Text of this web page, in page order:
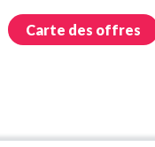
Carte des offres